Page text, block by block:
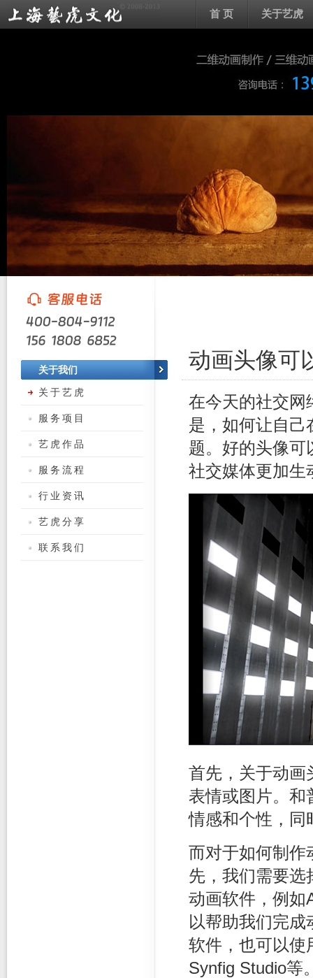
首 页 关于艺虎
动画头像可
在今天的社交网
是，如何让自己
题。好的头像可
社交媒体更加生
首先，关于动画
表情或图片。和
情感和个性，同
而对于如何制作
先，我们需要选
动画软件，例如
以帮助我们完
软件，也可以使
Synfig Studio等
关于我们
关于艺虎
服务项目
艺虎作品
服务流程
行业资讯
艺虎分享
联系我们